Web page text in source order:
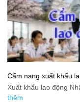
Cẩm nang xuất khẩu
Xuất khẩu lao động
thêm